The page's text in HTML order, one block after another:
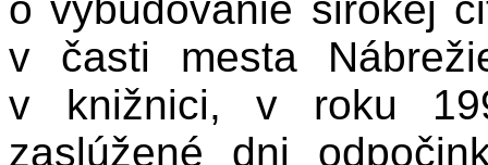
v časti mesta
v knižnici, v roku
zaslúžené dni